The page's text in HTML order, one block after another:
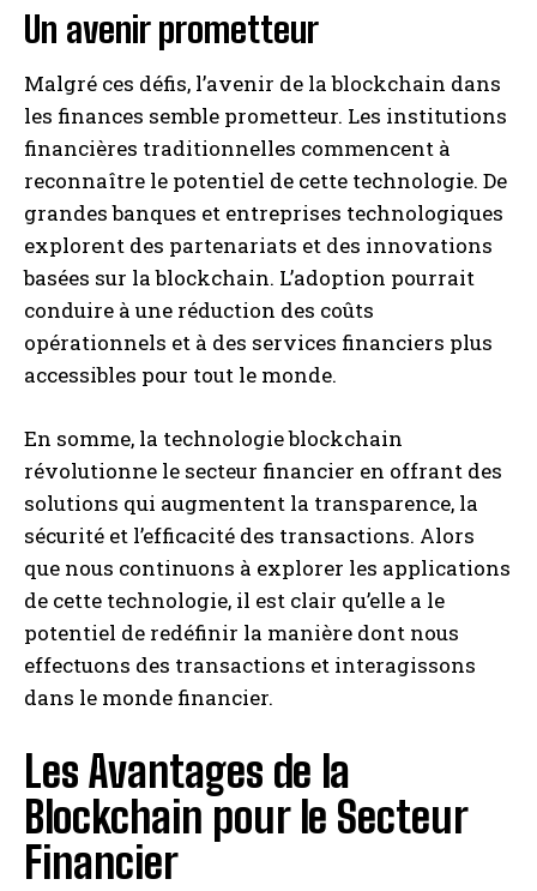
Un avenir prometteur
Malgré ces défis, l’avenir de la blockchain dans
les finances semble prometteur. Les institutions
financières traditionnelles commencent à
reconnaître le potentiel de cette technologie. De
grandes banques et entreprises technologiques
explorent des partenariats et des innovations
basées sur la blockchain. L’adoption pourrait
conduire à une réduction des coûts
opérationnels et à des services financiers plus
accessibles pour tout le monde.
En somme, la technologie blockchain
révolutionne le secteur financier en offrant des
solutions qui augmentent la transparence, la
sécurité et l’efficacité des transactions. Alors
que nous continuons à explorer les applications
de cette technologie, il est clair qu’elle a le
potentiel de redéfinir la manière dont nous
effectuons des transactions et interagissons
dans le monde financier.
Les Avantages de la
Blockchain pour le Secteur
Financier